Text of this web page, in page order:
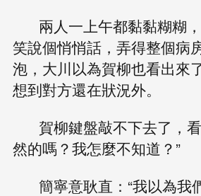
兩人一上午都黏黏糊糊
笑說個悄悄話，弄得整個病
泡，大川以為賀柳也看出來
想到對方還在狀況外。
賀柳鍵盤敲不下去了，
然的嗎？我怎麼不知道？”
簡寧意耿直：“我以為我